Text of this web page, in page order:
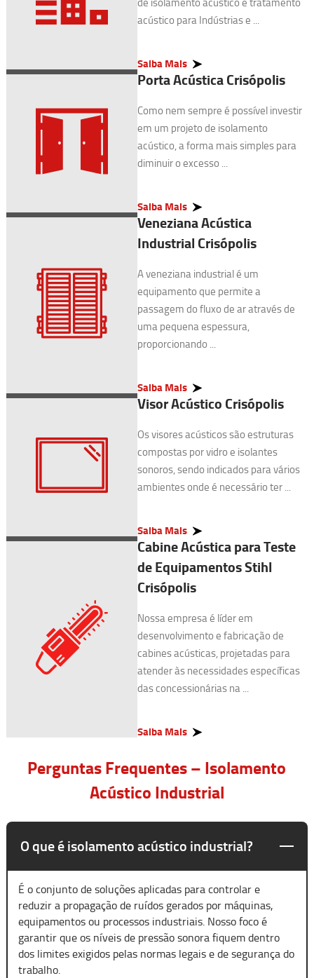
acústico para Indústrias e ...
Saiba Mais
Porta Acústica Crisópolis
Como nem sempre é possível investir
em um projeto de isolamento
acústico, a forma mais simples para
diminuir o excesso ...
Saiba Mais
Veneziana Acústica
Industrial Crisópolis
A veneziana industrial é um
equipamento que permite a
passagem do fluxo de ar através de
uma pequena espessura,
proporcionando ...
Saiba Mais
Visor Acústico Crisópolis
Os visores acústicos são estruturas
compostas por vidro e isolantes
sonoros, sendo indicados para vários
ambientes onde é necessário ter ...
Saiba Mais
Cabine Acústica para Teste
de Equipamentos Stihl
Crisópolis
Nossa empresa é líder em
desenvolvimento e fabricação de
cabines acústicas, projetadas para
atender às necessidades específicas
das concessionárias na ...
Saiba Mais
Perguntas Frequentes – Isolamento
Acústico Industrial
O que é isolamento acústico industrial?
É o conjunto de soluções aplicadas para controlar e
reduzir a propagação de ruídos gerados por máquinas,
equipamentos ou processos industriais. Nosso foco é
garantir que os níveis de pressão sonora fiquem dentro
dos limites exigidos pelas normas legais e de segurança do
trabalho.